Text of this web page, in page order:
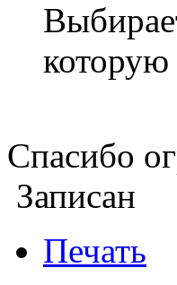
которую
Спасибо
Записан
Печать